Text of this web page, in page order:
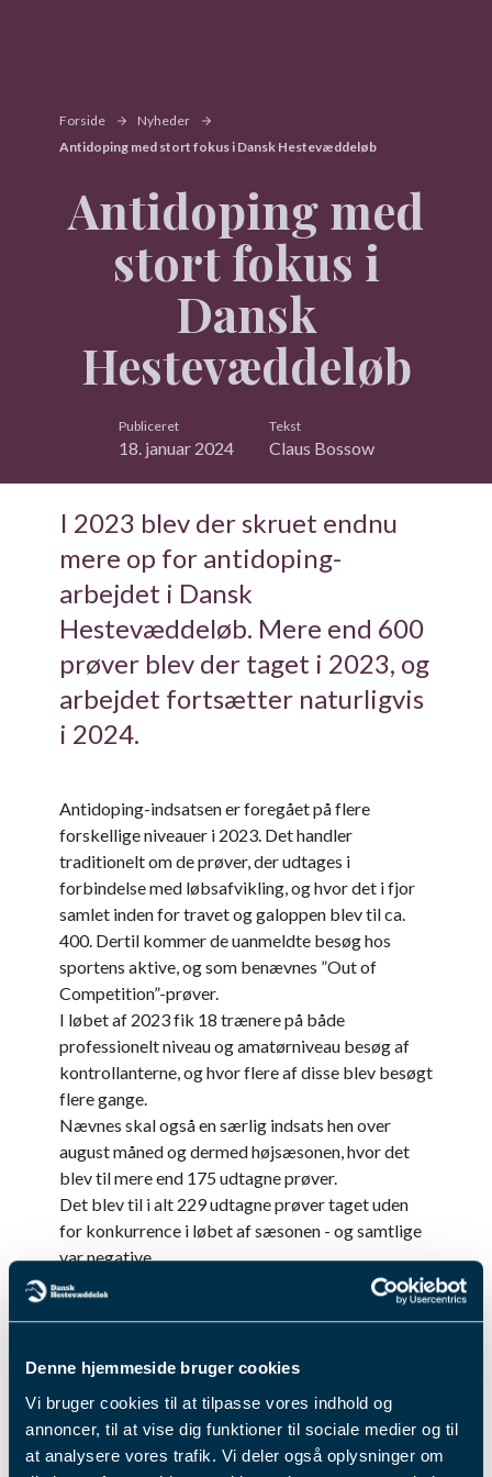
Denne hjemmeside bruger cookies
Vi bruger cookies til at tilpasse vores indhold og
annoncer, til at vise dig funktioner til sociale medier og til
at analysere vores trafik. Vi deler også oplysninger om
Forside
Nyheder
Antidoping med stort fokus i Dansk Hestevæddeløb
Antidoping med
stort fokus i
Dansk
Hestevæddeløb
Publiceret
18. januar 2024
Tekst
Claus Bossow
I 2023 blev der skruet endnu
mere op for antidoping-
arbejdet i Dansk
Hestevæddeløb. Mere end 600
prøver blev der taget i 2023, og
arbejdet fortsætter naturligvis
i 2024.
Antidoping-indsatsen er foregået på flere
forskellige niveauer i 2023. Det handler
traditionelt om de prøver, der udtages i
forbindelse med løbsafvikling, og hvor det i fjor
samlet inden for travet og galoppen blev til ca.
400. Dertil kommer de uanmeldte besøg hos
sportens aktive, og som benævnes ”Out of
Competition”-prøver.
I løbet af 2023 fik 18 trænere på både
professionelt niveau og amatørniveau besøg af
kontrollanterne, og hvor flere af disse blev besøgt
flere gange.
Nævnes skal også en særlig indsats hen over
august måned og dermed højsæsonen, hvor det
blev til mere end 175 udtagne prøver.
Det blev til i alt 229 udtagne prøver taget uden
for konkurrence i løbet af sæsonen - og samtlige
var negative.
og det antal prøvetagninger, der er fulgt med
Antidoping-arbejdet er en naturlig del af sportens
arbejde til sikring af dyrevelfærden i vores sport.
Som nævnt i tidligere sammenhænge er der med